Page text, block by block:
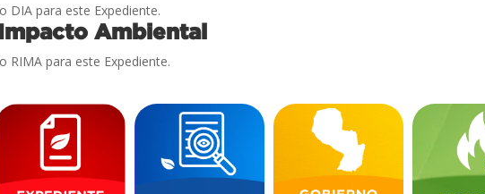
DIA para este Expediente.
Ambiental
RIMA para este Expediente.